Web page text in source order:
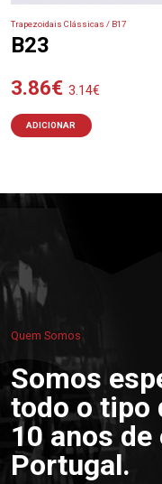
Trapezoidais Clássicas / B17
B23
3.86€ 3.14€
ADICIONAR
Quem Somos
Somos
todo o tipo
10 anos
Portugal.